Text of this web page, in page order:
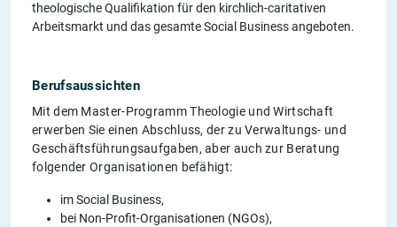
theologische Qualifikation für den kirchlich-caritativen
Arbeitsmarkt und das gesamte Social Business angeboten.
Berufsaussichten
Mit dem Master-Programm Theologie und Wirtschaft
erwerben Sie einen Abschluss, der zu Verwaltungs- und
Geschäftsführungsaufgaben, aber auch zur Beratung
folgender Organisationen befähigt:
im Social Business,
bei Non-Profit-Organisationen (NGOs),